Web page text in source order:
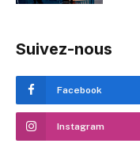
Suivez-nous
Facebook
Instagram